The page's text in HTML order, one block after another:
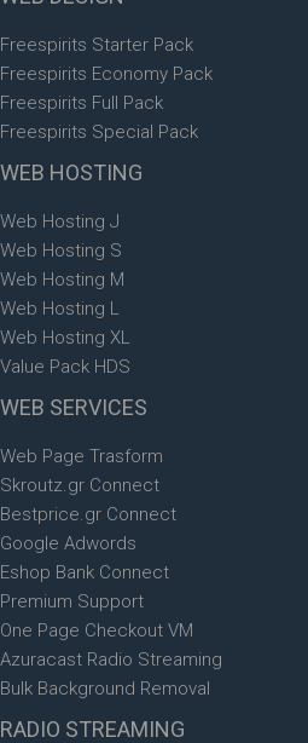
Freespirits Starter Pack
Freespirits Economy Pack
Freespirits Full Pack
Freespirits Special Pack
WEB HOSTING
Web Hosting J
Web Hosting S
Web Hosting M
Web Hosting L
Web Hosting XL
Value Pack HDS
WEB SERVICES
Web Page Trasform
Skroutz.gr Connect
Bestprice.gr Connect
Google Adwords
Eshop Bank Connect
Premium Support
One Page Checkout VM
Azuracast Radio Streaming
Bulk Background Removal
RADIO STREAMING